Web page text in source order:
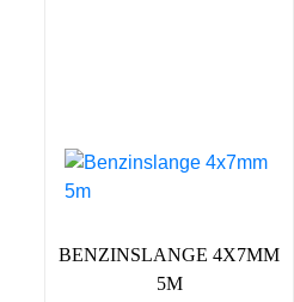
BENZINSLANGE 4X7MM
5M